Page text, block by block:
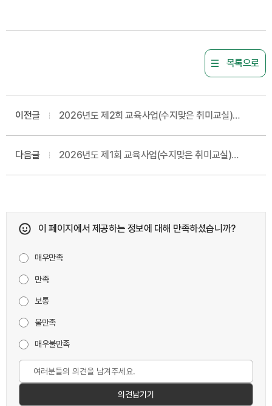
목록으로
이전글
2026년도 제2회 교육사업(수지맞은 취미교실)
다음글
2026년도 제1회 교육사업(수지맞은 취미교실)
이 페이지에서 제공하는 정보에 대해 만족하셨습니까?
매우만족
만족
보통
불만족
매우불만족